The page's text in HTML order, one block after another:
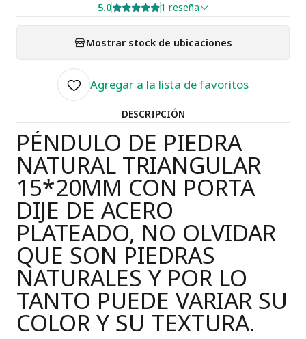
5.0 1 reseña
Mostrar stock de ubicaciones
Agregar a la lista de favoritos
DESCRIPCIÓN
PÉNDULO DE PIEDRA
NATURAL TRIANGULAR
15*20MM CON PORTA
DIJE DE ACERO
PLATEADO, NO OLVIDAR
QUE SON PIEDRAS
NATURALES Y POR LO
TANTO PUEDE VARIAR SU
COLOR Y SU TEXTURA.